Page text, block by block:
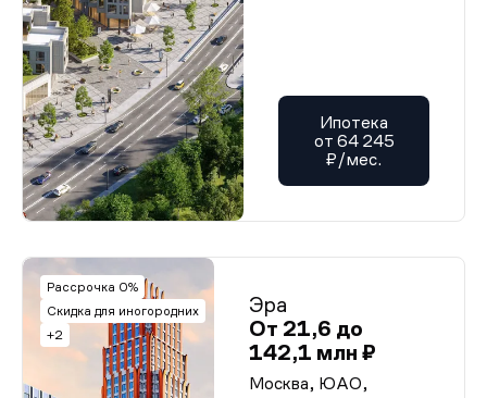
Ипотека
от 64 245
₽/мес.
Рассрочка 0%
Скидка для иногородних
+2
Эра
От 21,6 до
142,1 млн ₽
Москва, ЮАО,